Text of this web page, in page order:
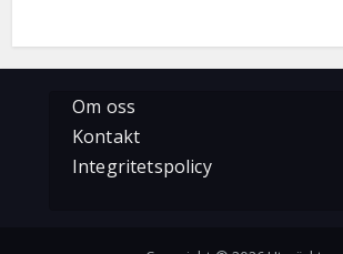
Om oss
Kontakt
Integritetspolicy